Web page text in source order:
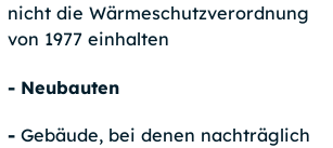
nicht die Wärmeschutzverordnung
von 1977 einhalten
- Neubauten
-Gebäude, bei denen nachträglich